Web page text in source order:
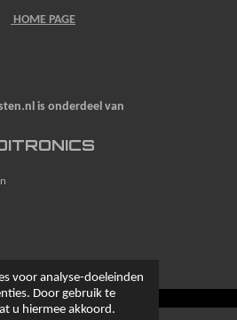
voor analyse-doeleinden
Door gebruik te
u hiermee akkoord.
HOME PAGE
is onderdeel van